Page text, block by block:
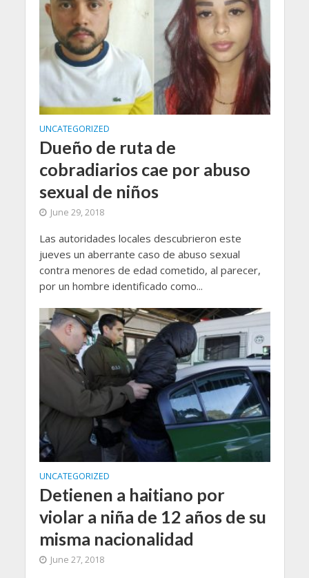
UNCATEGORIZED
Dueño de ruta de
cobradiarios cae por abuso
sexual de niños
June 29, 2018
Las autoridades locales descubrieron este
jueves un aberrante caso de abuso sexual
contra menores de edad cometido, al parecer,
por un hombre identificado como...
UNCATEGORIZED
Detienen a haitiano por
violar a niña de 12 años de su
misma nacionalidad
June 27, 2018